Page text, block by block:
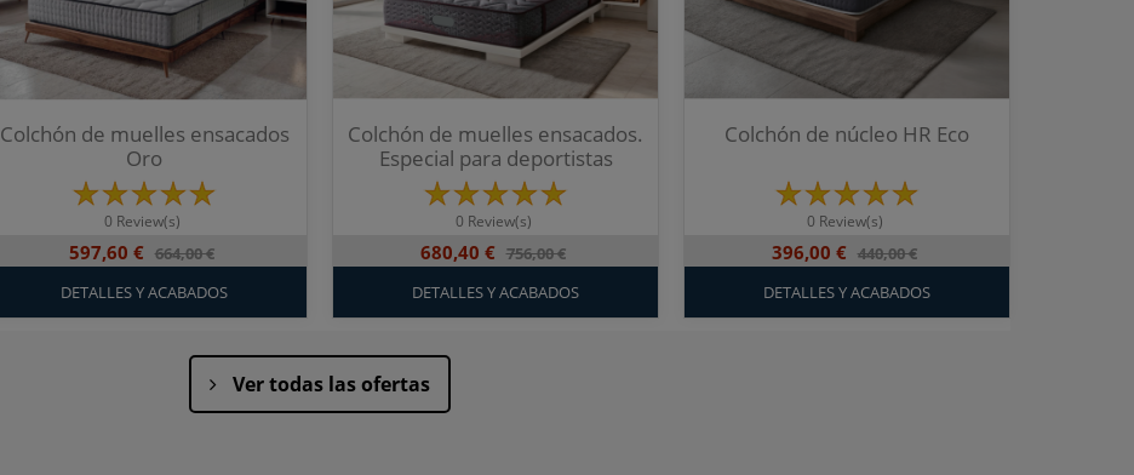
Colchón de muelles ensacados
Oro
0 Review(s)
597,60 € 664,00 €
DETALLES Y ACABADOS
Colchón de muelles ensacados.
Especial para deportistas
0 Review(s)
680,40 € 756,00 €
DETALLES Y ACABADOS
Colchón de núcleo HR Eco
0 Review(s)
396,00 € 440,00 €
DETALLES Y ACABADOS
Ver todas las ofertas